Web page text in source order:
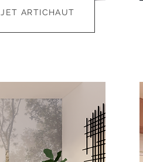
ARTICHAUT